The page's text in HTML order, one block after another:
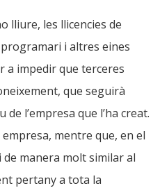
lliure, les llicencies de
i altres eines
a impedir que terceres
que seguirà
l’empresa que l’ha creat.
mentre que, en el
manera molt similar al
pertany a tota la